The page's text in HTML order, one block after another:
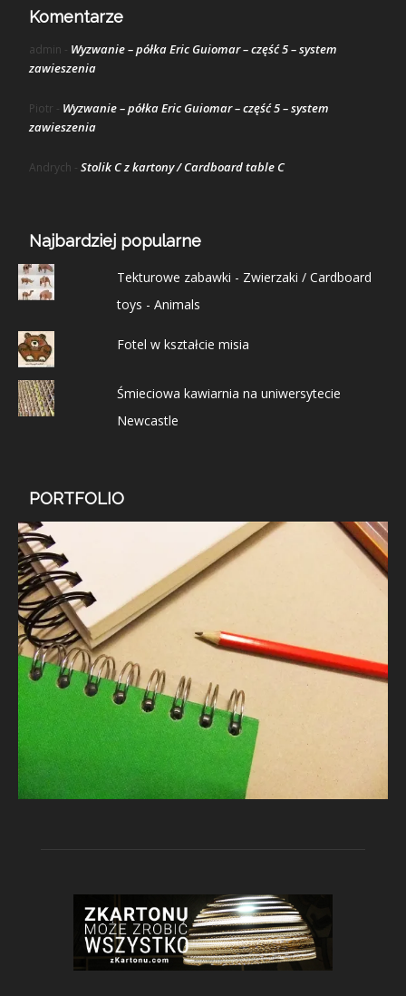
Komentarze
admin - Wyzwanie – półka Eric Guiomar – część 5 – system
zawieszenia
Piotr - Wyzwanie – półka Eric Guiomar – część 5 – system
zawieszenia
Andrych - Stolik C z kartony / Cardboard table C
Najbardziej popularne
Tekturowe zabawki - Zwierzaki / Cardboard
toys - Animals
Fotel w kształcie misia
Śmieciowa kawiarnia na uniwersytecie
Newcastle
PORTFOLIO